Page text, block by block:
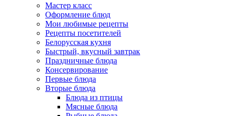
Мастер класс
Оформление блюд
Мои любимые рецепты
Рецепты посетителей
Белорусская кухня
Быстрый, вкусный завтрак
Праздничные блюда
Консервирование
Первые блюда
Вторые блюда
Блюда из птицы
Мясные блюда